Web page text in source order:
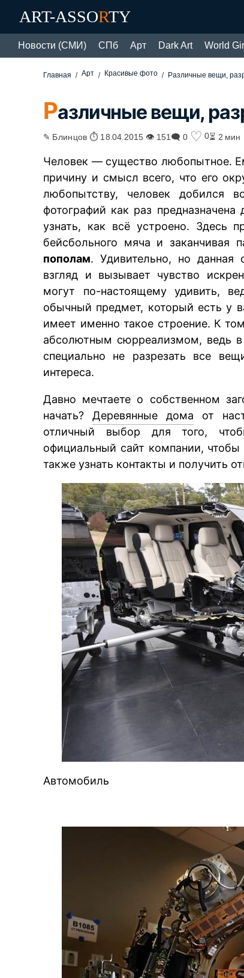
ART-ASSORTY
Новости (СМИ) СПб Арт Dark Art World
Главная Арт Красивые фото Различные вещи,
Различные вещи,
✎ Блинцов ⏱ 18.04.2015 👁 151 🗨 0 ♡ 0⏳ 2 мин
Человек — существо любопытное.
причину и смысл всего, что его
любопытству, человек добился
фотографий как раз
узнать, как всё устроено. Здесь
бейсбольного мяча и заканчивая
пополам. Удивительно, но данная
взгляд и вызывает чувство
могут по-настоящему удивить,
обычный предмет, который есть у
имеет именно такое строение. К
абсолютным сюрреализмом, ведь
специально не разрезать все
интереса.
Давно мечтаете о собственном
начать?Деревянные дома от
отличный выбор для того,
официальный сайт компании,
также узнать контакты и получить
Автомобиль